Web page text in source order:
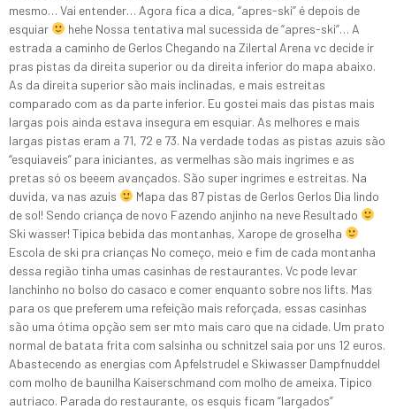
mesmo… Vai entender… Agora fica a dica, “apres-ski” é depois de
esquiar
hehe Nossa tentativa mal sucessida de “apres-ski”… A
estrada a caminho de Gerlos Chegando na Zilertal Arena vc decide ir
pras pistas da direita superior ou da direita inferior do mapa abaixo.
As da direita superior são mais inclinadas, e mais estreitas
comparado com as da parte inferior. Eu gostei mais das pistas mais
largas pois ainda estava insegura em esquiar. As melhores e mais
largas pistas eram a 71, 72 e 73. Na verdade todas as pistas azuis são
“esquiaveis” para iniciantes, as vermelhas são mais ingrimes e as
pretas só os beeem avançados. São super ingrimes e estreitas. Na
duvida, va nas azuis
Mapa das 87 pistas de Gerlos Gerlos Dia lindo
de sol! Sendo criança de novo Fazendo anjinho na neve Resultado
Ski wasser! Tipica bebida das montanhas, Xarope de groselha
Escola de ski pra crianças No começo, meio e fim de cada montanha
dessa região tinha umas casinhas de restaurantes. Vc pode levar
lanchinho no bolso do casaco e comer enquanto sobre nos lifts. Mas
para os que preferem uma refeição mais reforçada, essas casinhas
são uma ótima opção sem ser mto mais caro que na cidade. Um prato
normal de batata frita com salsinha ou schnitzel saia por uns 12 euros.
Abastecendo as energias com Apfelstrudel e Skiwasser Dampfnuddel
com molho de baunilha Kaiserschmand com molho de ameixa. Tipico
autriaco. Parada do restaurante, os esquis ficam “largados”